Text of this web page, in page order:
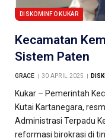
DISKOMINFO KUKAR
Kecamatan
Sistem Paten
GRACE 30 APRIL 2025
Kukar – Pemerintah
Kutai Kartanegara,
Administrasi Terpadu
reformasi birokrasi di